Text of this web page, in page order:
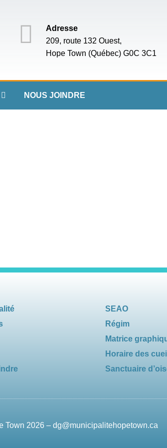
Adresse
209, route 132 Ouest,
Hope Town (Québec) G0C 3C1
NOUS JOINDRE
SEAO
Régim
Matrice
Horaire des
Sanctuaire
Town 2026 – dg@municipalitehopetown.ca